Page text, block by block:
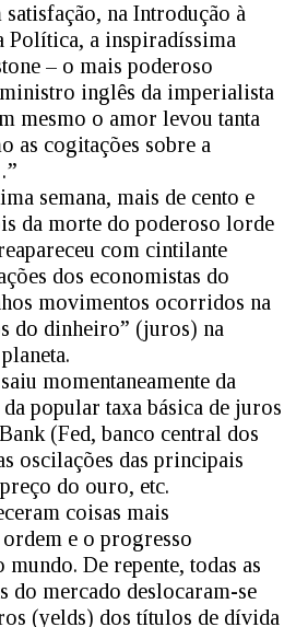
na Introdução à
Política, a inspiradíssima
– o mais poderoso
inglês da imperialista
mesmo o amor levou tanta
as cogitações sobre a
semana, mais de cento e
da morte do poderoso lorde
com cintilante
dos economistas do
movimentos ocorridos na
do dinheiro” (juros) na
momentaneamente da
popular taxa básica de juros
(Fed, banco central dos
oscilações das principais
do ouro, etc.
coisas mais
e o progresso
De repente, todas as
do mercado deslocaram-se
(yelds) dos títulos de dívida